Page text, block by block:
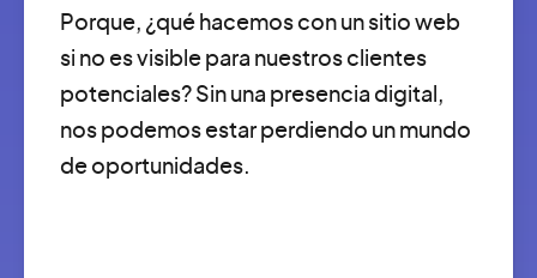
Porque, ¿qué hacemos con un sitio web
si no es visible para nuestros clientes
potenciales? Sin una presencia digital,
nos podemos estar perdiendo un mundo
de oportunidades.